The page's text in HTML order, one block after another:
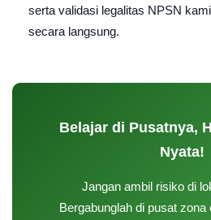
serta validasi legalitas NPSN
secara langsung.
Belajar di Pusatnya,
Nyata!
Jangan ambil risiko di
Bergabunglah di pusat